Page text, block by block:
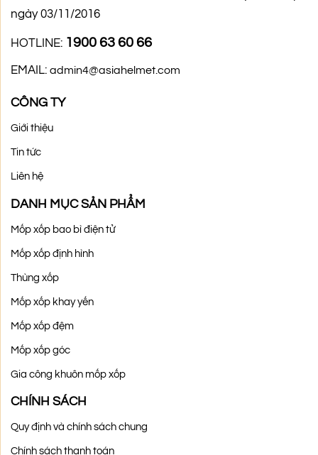
ngày 03/11/2016
HOTLINE: 1900 63 60 66
EMAIL: admin4@asiahelmet.com
CÔNG TY
Giới thiệu
Tin tức
Liên hệ
DANH MỤC SẢN PHẨM
Mốp xốp bao bì điện tử
Mốp xốp định hình
Thùng xốp
Mốp xốp khay yến
Mốp xốp đệm
Mốp xốp góc
Gia công khuôn mốp xốp
CHÍNH SÁCH
Quy định và chính sách chung
Chính sách thanh toán